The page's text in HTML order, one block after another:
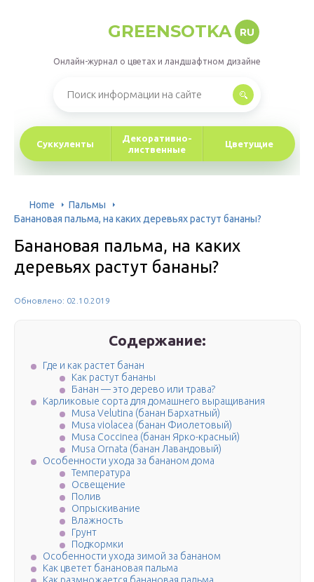
GREENSOTKA RU
Онлайн-журнал о цветах и ландшафтном дизайне
Суккуленты
Декоративно-
лиственные
Цветущие
Home
Пальмы
Банановая пальма, на каких деревьях растут бананы?
Банановая пальма, на каких
деревьях растут бананы?
Обновлено: 02.10.2019
Содержание:
Где и как растет банан
Как растут бананы
Банан — это дерево или трава?
Карликовые сорта для домашнего выращивания
Musa Velutina (банан Бархатный)
Musa violacea (банан Фиолетовый)
Musa Coccinea (банан Ярко-красный)
Musa Ornata (банан Лавандовый)
Особенности ухода за бананом дома
Температура
Освещение
Полив
Опрыскивание
Влажность
Грунт
Подкормки
Особенности ухода зимой за бананом
Как цветет банановая пальма